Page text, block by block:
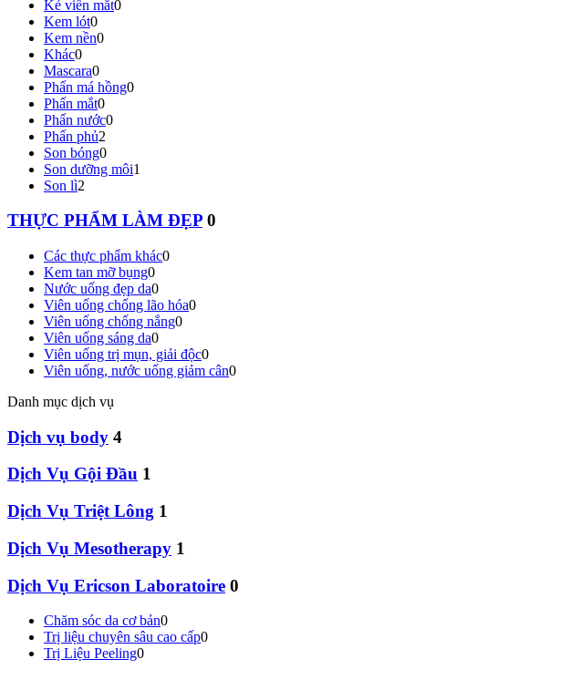
Kẻ viền mắt0
Kem lót0
Kem nền0
Khác0
Mascara0
Phấn má hồng0
Phấn mắt0
Phấn nước0
Phấn phủ2
Son bóng0
Son dưỡng môi1
Son lì2
THỰC PHẨM LÀM ĐẸP 0
Các thực phẩm khác0
Kem tan mỡ bụng0
Nước uống đẹp da0
Viên uống chống lão hóa0
Viên uống chống nắng0
Viên uống sáng da0
Viên uống trị mụn, giải độc0
Viên uống, nước uống giảm cân0
Danh mục dịch vụ
Dịch vụ body 4
Dịch Vụ Gội Đầu 1
Dịch Vụ Triệt Lông 1
Dịch Vụ Mesotherapy 1
Dịch Vụ Ericson Laboratoire 0
Chăm sóc da cơ bản0
Trị liệu chuyên sâu cao cấp0
Trị Liệu Peeling0